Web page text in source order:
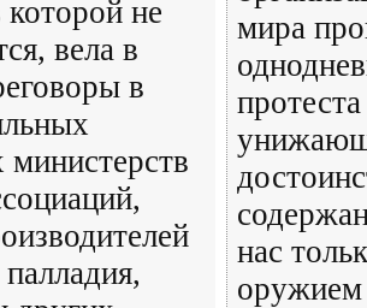
которой не
вела в
в
министерств
мира
нас
оружием